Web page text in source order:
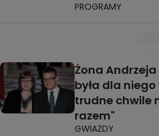
PROGRAMY
Żona
była dla
trudne chwile
razem"
GWIAZDY